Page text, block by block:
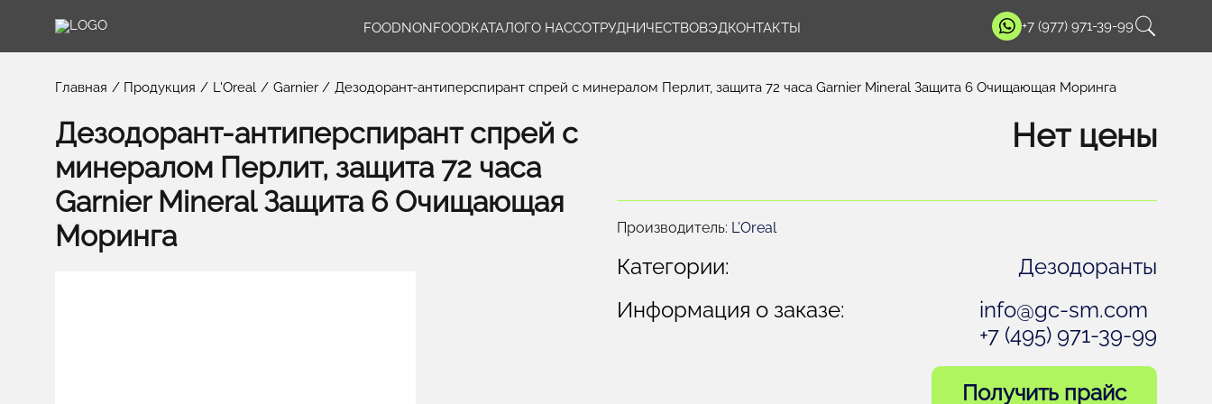
FOODNONFOODКАТАЛОГО НАССОТРУДНИЧЕСТВОВЭДКОНТАКТЫ +7 (977) 971-39-99
Главная Продукция L'Oreal Garnier Дезодорант-антиперспирант спрей с минералом Перлит, защита 72 часа Garnier Mineral Защита 6 Очищающая Моринга
Дезодорант-антиперспирант спрей с
минералом Перлит, защита 72 часа
Garnier Mineral Защита 6 Очищающая
Моринга
Нет цены
Производитель: L'Oreal
Категории:
Дезодоранты
Информация о заказе:
info@gc-sm.com
+7 (495) 971-39-99
Получить прайс